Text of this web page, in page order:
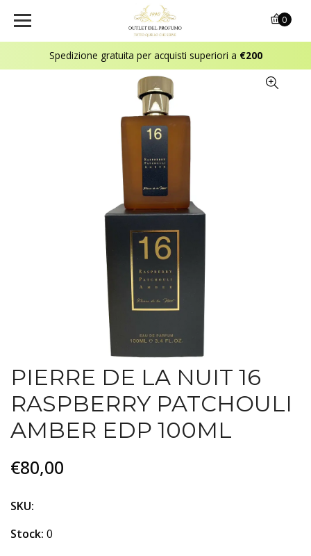
Spedizione gratuita per acquisti superiori a €200
0
PIERRE DE LA NUIT 16
RASPBERRY PATCHOULI
AMBER EDP 100ML
€80,00
SKU:
Stock: 0